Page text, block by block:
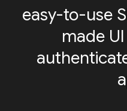
easy-to-use
made